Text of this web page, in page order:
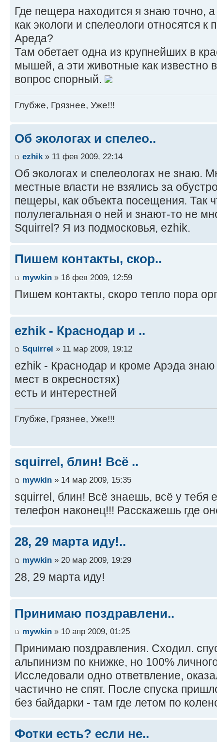
Где пещера находится я знаю точно,
как экологи и спелеологи относятся к
Ареда?
Там обетает одна из крупнейших в
мышей, а эти животные как известно в
вопрос спорный.
Глубже, Грязнее, Уже!!!
Об экологах и спелео..
ezhik» 11 фев 2009, 22:14
Об экологах и спелеологах не знаю.
местные власти не взялись за
пещеры, как объекта посещения. Так
полулегальная о ней и знают-то не
Squirrel? Я из подмосковья, ezhik.
Пишем контакты, скор..
mywkin » 16 фев 2009, 12:59
Пишем контакты, скоро тепло пора
ezhik - Краснодар и ..
Squirrel » 11 мар 2009, 19:12
ezhik - Краснодар и кроме Арэда
мест в окресностях)
есть и интерестней
Глубже, Грязнее, Уже!!!
squirrel, блин! Всё ..
mywkin » 14 мар 2009, 15:35
squirrel, блин! Всё знаешь, всё у тебя
телефон наконец!!! Расскажешь где
28, 29 марта иду!..
mywkin » 20 мар 2009, 19:29
28, 29 марта иду!
Принимаю поздравлени..
mywkin » 10 апр 2009, 01:25
Принимаю поздравления. Сходил.
альпинизм по книжке, но 100%
Исследовали одно ответвление,
частично не спят. После спуска
без байдарки - там где летом по
Фотки есть? если не..